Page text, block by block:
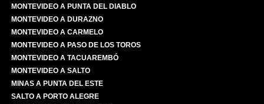
MONTEVIDEO A PUNTA DEL DIABLO
MONTEVIDEO A DURAZNO
MONTEVIDEO A CARMELO
MONTEVIDEO A PASO DE LOS TOROS
MONTEVIDEO A TACUAREMBÓ
MONTEVIDEO A SALTO
MINAS A PUNTA DEL ESTE
SALTO A PORTO ALEGRE